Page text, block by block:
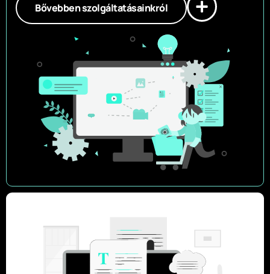
Bővebben szolgáltatásainkról